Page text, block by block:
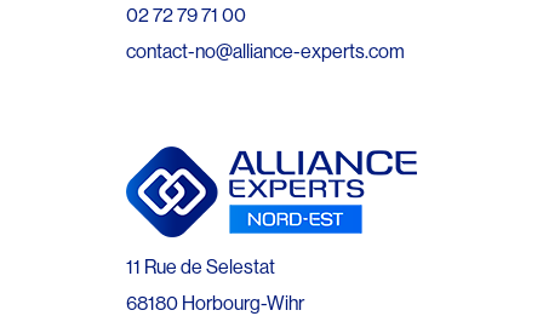
02 72 79 71 00
contact-no@alliance-experts.com
11 Rue de Selestat
68180 Horbourg-Wihr